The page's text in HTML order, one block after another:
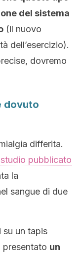
del sistema
(il nuovo
dell’esercizio).
dovremo
dovuto
differita.
studio pubblicato
la
sangue di due
su un tapis
presentato un